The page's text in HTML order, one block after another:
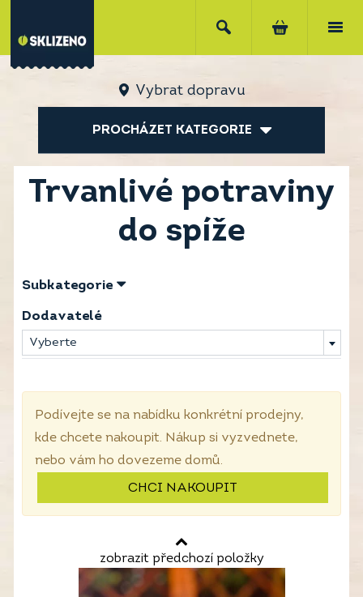
Vybrat dopravu
PROCHÁZET KATEGORIE
Trvanlivé potraviny
do spíže
Subkategorie
Dodavatelé
Vyberte
Podívejte se na nabídku konkrétní prodejny,
kde chcete nakoupit. Nákup si vyzvednete,
nebo vám ho dovezeme domů.
CHCI NAKOUPIT
zobrazit předchozí položky